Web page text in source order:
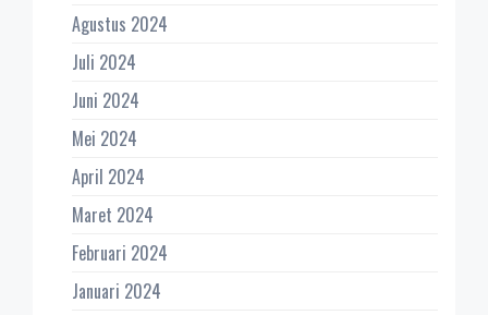
Agustus 2024
Juli 2024
Juni 2024
Mei 2024
April 2024
Maret 2024
Februari 2024
Januari 2024